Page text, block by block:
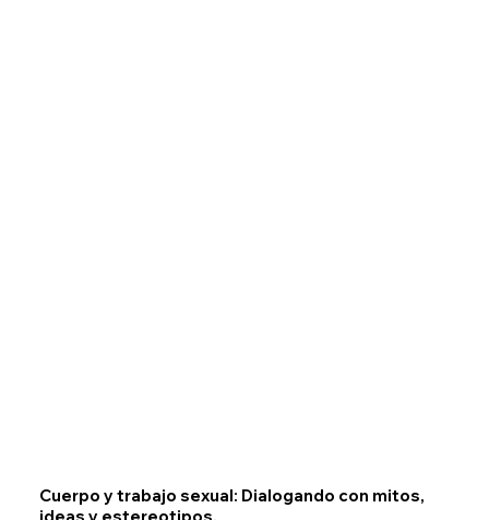
Cuerpo y trabajo sexual: Dialogando con mitos,